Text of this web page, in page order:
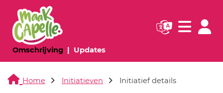
Omschrijving(huidige pagina)
Updates(huidige pagina)
Navigatie
Home Initiatieven Initiatief details